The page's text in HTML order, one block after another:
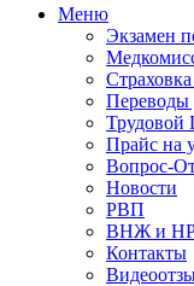
Меню
Экзамен
Переводы
Трудовой
Прайс на
Вопрос-
Новости
РВП
ВНЖ и
Контакты